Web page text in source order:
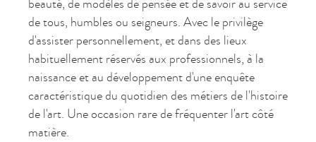
beauté, de modèles de pensée et de savoir au service
de tous, humbles ou seigneurs. Avec le privilège
d'assister personnellement, et dans des lieux
habituellement réservés aux professionnels, à la
naissance et au développement d'une enquête
caractéristique du quotidien des métiers de l'histoire
de l'art. Une occasion rare de fréquenter l'art côté
matière.